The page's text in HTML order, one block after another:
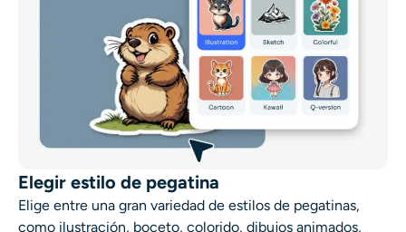
Elegir estilo de pegatina
Elige entre una gran variedad de estilos de pegatinas,
como ilustración, boceto, colorido, dibujos animados,